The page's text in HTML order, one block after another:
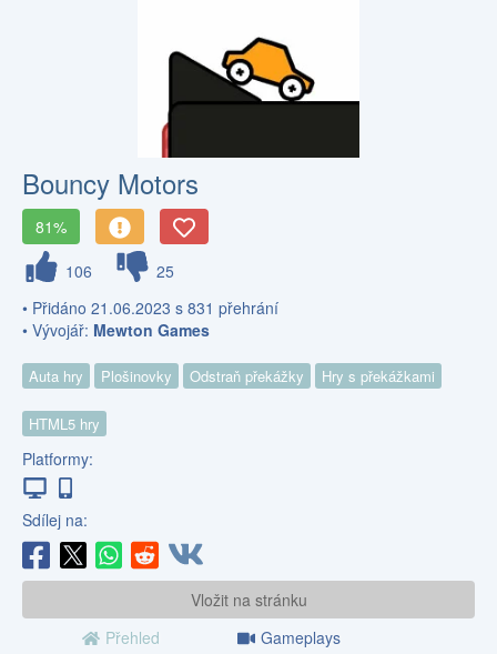
Bouncy Motors
81%
106
25
• Přidáno 21.06.2023 s 831 přehrání
• Vývojář: Mewton Games
Auta hry Plošinovky Odstraň překážky Hry s překážkami
HTML5 hry
Platformy:
Sdílej na:
Vložit na stránku
Přehled
Gameplays